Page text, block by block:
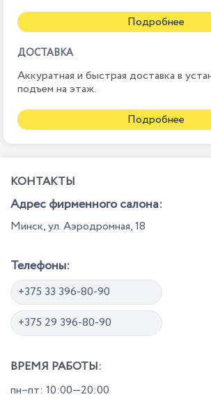
Подробнее
ДОСТАВКА
Аккуратная и быстрая доставка в
подъем на этаж.
Подробнее
КОНТАКТЫ
Адрес фирменного салона:
Минск, ул. Аэродромная, 18
Телефоны:
+375 33 396-80-90
+375 29 396-80-90
ВРЕМЯ РАБОТЫ:
пн–пт: 10:00—20:00